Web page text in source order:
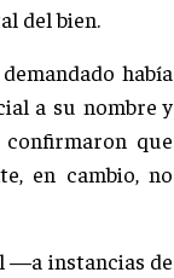
del bien.
había
a su nombre y
que
en cambio, no
—a instancias de